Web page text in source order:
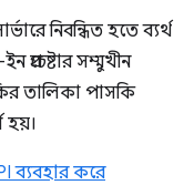
নিবন্ধিত হতে ব্যর্থ
সম্মুখীন
তালিকা পাসকি
হয়।
ব্যবহার করে